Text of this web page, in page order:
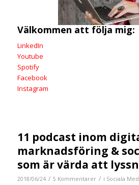
Välkommen att följa mig:
LinkedIn
Youtube
Spotify
Facebook
Instagram
11 podcast inom
marknadsföring &
som är värda att
2018/06/24 / 5 Kommentarer / i Sociala